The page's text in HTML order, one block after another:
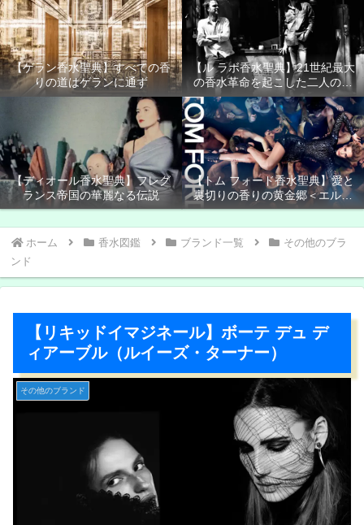
【ゲラン香水聖典】すべての香
りの道はゲランに通ず
【ル ラボ香水聖典】21世紀最大
の香水革命を起こした二人の男
たち
【ディオール香水聖典】フレグ
ランス帝国の華麗なる伝説
【トム フォード香水聖典】愛と
裏切りの香りの黄金郷＜エルド
ラド＞
ホーム 香水図鑑 ブランド一覧
その他のブラ
ンド
【リキッドイマジネール】ボーテ デュ デ
ィアーブル（ルイーズ・ターナー）
その他のブランド